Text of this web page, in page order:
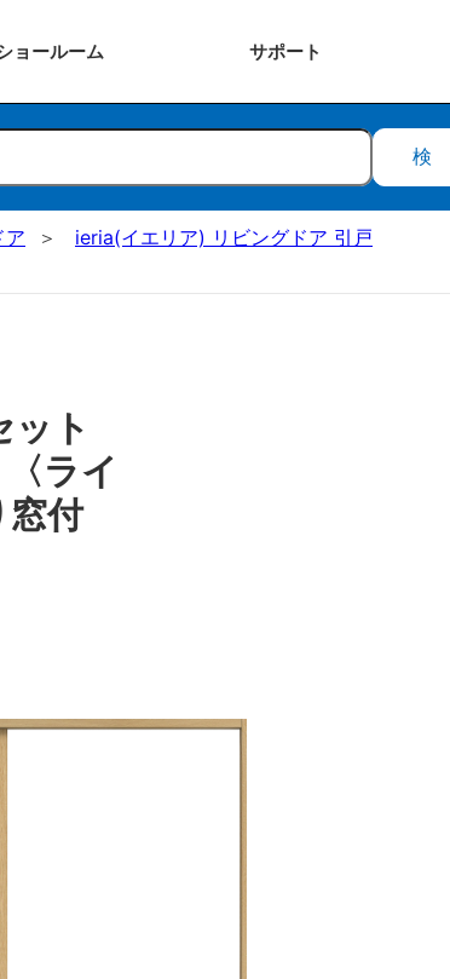
ョールーム サポート
ア
ieria(イエリア) リビングドア 引戸
ット
ライ
窓付